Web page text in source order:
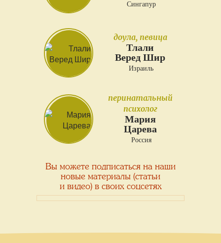
Сингапур
доула, певица
Тлали
Веред Шир
Израиль
перинатальный
психолог
Мария
Царева
Россия
Вы можете подписаться на наши
новые материалы (статьи
и видео) в своих соцсетях